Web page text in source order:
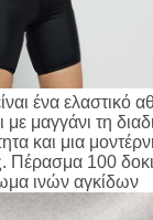
ένα ελαστικό
με μαγγάνι τη
και μια
Πέρασμα 100
ινών αγκίδων